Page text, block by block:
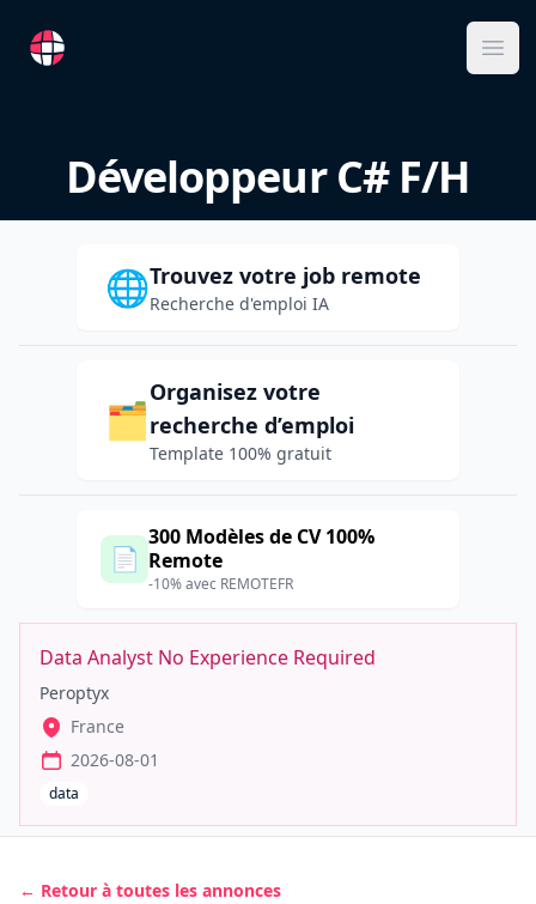
RemoteFR
Développeur C# F/H
🌐Trouvez votre job remote
Recherche d'emploi IA
🗂️
Organisez votre
recherche d’emploi
Template 100% gratuit
📄
300 Modèles de CV 100%
Remote
-10% avec REMOTEFR
Data Analyst No Experience Required
Peroptyx
France
2026-08-01
data
← Retour à toutes les annonces